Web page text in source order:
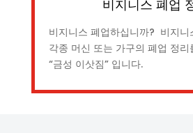
비지니스 폐업
비지니스 폐업하십니까? 비지니
각종 머신 또는 가구의 폐업 정리
“금성 이삿짐” 입니다.